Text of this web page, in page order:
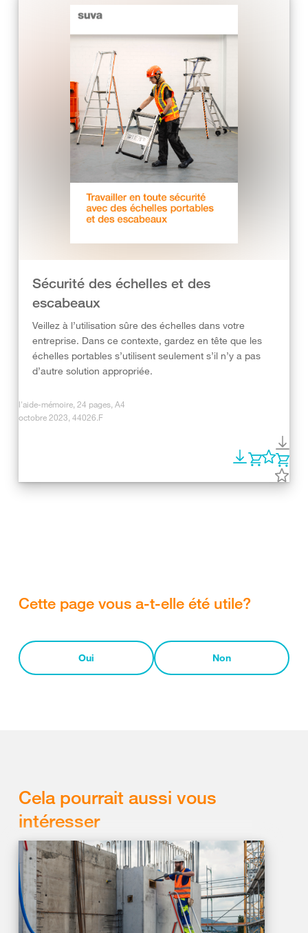
Sécurité des échelles et des
escabeaux
Veillez à l’utilisation sûre des échelles dans votre
entreprise. Dans ce contexte, gardez en tête que les
échelles portables s’utilisent seulement s’il n’y a pas
d’autre solution appropriée.
l'aide-mémoire, 24 pages, A4
octobre 2023, 44026.F
Cette page vous a-t-elle été utile?
Oui Non
Cela pourrait aussi vous
intéresser